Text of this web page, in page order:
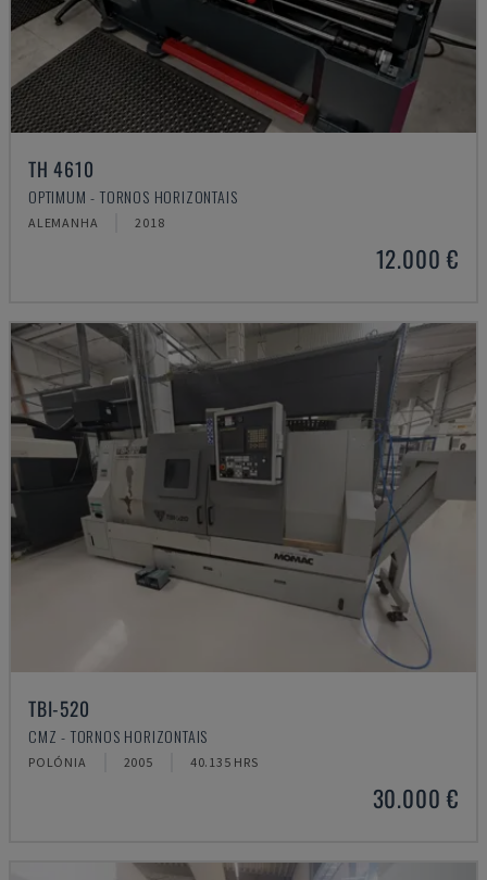
TH 4610
OPTIMUM - TORNOS HORIZONTAIS
ALEMANHA 2018
12.000 €
TBI-520
CMZ - TORNOS HORIZONTAIS
POLÓNIA 2005 40.135 HRS
30.000 €